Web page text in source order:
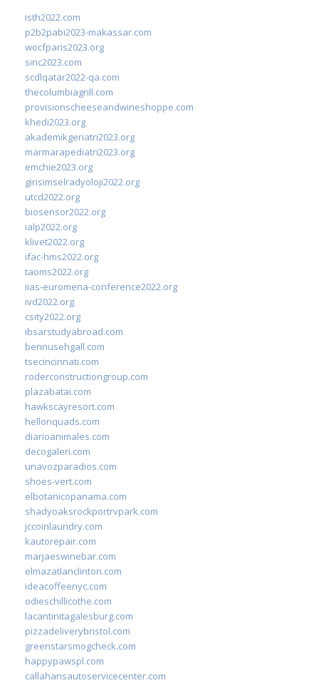
isth2022.com
p2b2pabi2023-makassar.com
wocfparis2023.org
sinc2023.com
scdlqatar2022-qa.com
thecolumbiagrill.com
provisionscheeseandwineshoppe.com
khedi2023.org
akademikgeriatri2023.org
marmarapediatri2023.org
emchie2023.org
girisimselradyoloji2022.org
utcd2022.org
biosensor2022.org
ialp2022.org
klivet2022.org
ifac-hms2022.org
taoms2022.org
iias-euromena-conference2022.org
ivd2022.org
csity2022.org
ibsarstudyabroad.com
bennusehgall.com
tsecincinnati.com
roderconstructiongroup.com
plazabatai.com
hawkscayresort.com
hellonquads.com
diarioanimales.com
decogaleri.com
unavozparadios.com
shoes-vert.com
elbotanicopanama.com
shadyoaksrockportrvpark.com
jccoinlaundry.com
kautorepair.com
marjaeswinebar.com
elmazatlanclinton.com
ideacoffeenyc.com
odieschillicothe.com
lacantinitagalesburg.com
pizzadeliverybristol.com
greenstarsmogcheck.com
happypawspl.com
callahansautoservicecenter.com